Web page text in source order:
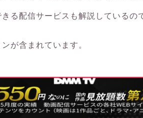
る配信サービスも解説しているの
が含まれています。